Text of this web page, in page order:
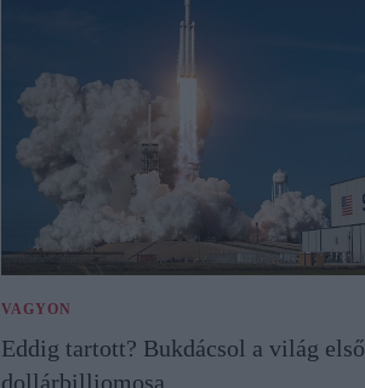
VAGYON
Eddig tartott? Bukdácsol a világ első
dollárbilliomosa